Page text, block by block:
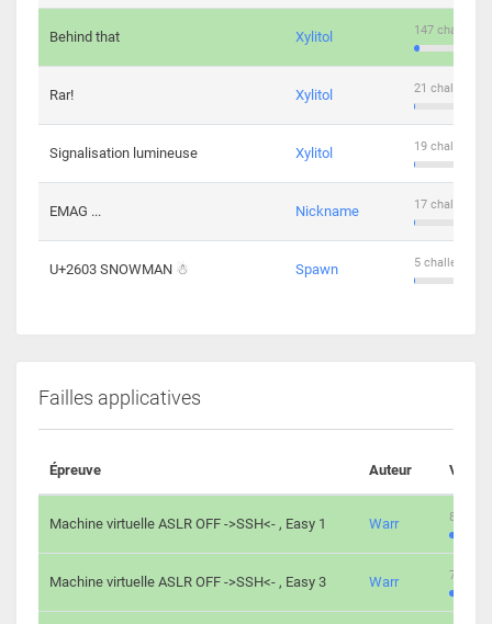
Behind that Xylitol 147
Rar! Xylitol 21
Signalisation lumineuse Xylitol 19
EMAG ... Nickname 17
U+2603 SNOWMAN ☃ Spawn 5 challengers
Failles applicatives
Épreuve Auteur
Machine virtuelle ASLR OFF ->SSH<- , Easy 1 Warr 801
Machine virtuelle ASLR OFF ->SSH<- , Easy 3 Warr 746